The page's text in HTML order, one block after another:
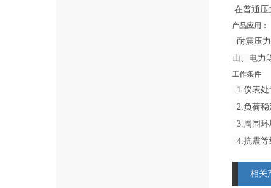
在普通压
产品应用：
耐震压
山、电力
工作条件
1.仪表处
2.负荷稳
3.周围
4.抗震等
相关